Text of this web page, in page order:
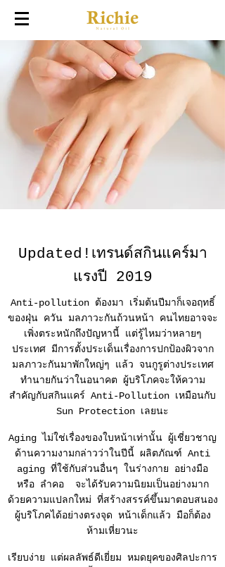
Updated!เทรนด์สกินแคร์มา
แรงปี 2019
Anti-pollution ต้องมา เริ่มต้นปีมาก็เจอฤทธิ์
ของฝุ่น ควัน มลภาวะกันถ้วนหน้า คนไทยอาจจะ
เพิ่งตระหนักถึงปัญหานี้ แต่รู้ไหมว่าหลายๆ
ประเทศ มีการตั้งประเด็นเรื่องการปกป้องผิวจาก
มลภาวะกันมาพักใหญ่ๆ แล้ว จนกูรูต่างประเทศ
ทำนายกันว่าในอนาคต ผู้บริโภคจะให้ความ
สำคัญกับสกินแคร์ Anti-Pollution เหมือนกับ
Sun Protection เลยนะ
Aging ไม่ใช่เรื่องของใบหน้าเท่านั้น ผู้เชี่ยวชาญ
ด้านความงามกล่าวว่าในปีนี้ ผลิตภัณฑ์ Anti
aging ที่ใช้กับส่วนอื่นๆ ในร่างกาย อย่างมือ
หรือ ลำคอ จะได้รับความนิยมเป็นอย่างมาก
ด้วยความแปลกใหม่ ที่สร้างสรรค์ขึ้นมาตอบสนอง
ผู้บริโภคได้อย่างตรงจุด หน้าเด็กแล้ว มือก็ต้อง
ห้ามเหี่ยวนะ
เรียบง่าย แต่ผลลัพธ์ดีเยี่ยม หมดยุคของศิลปะการ